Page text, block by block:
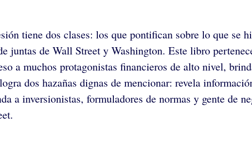
tiene dos clases: los que pontifican sobre lo que se
juntas de Wall Street y Washington. Este libro
a muchos protagonistas financieros de alto nivel,
dos hazañas dignas de mencionar: revela
a inversionistas, formuladores de normas y gente de